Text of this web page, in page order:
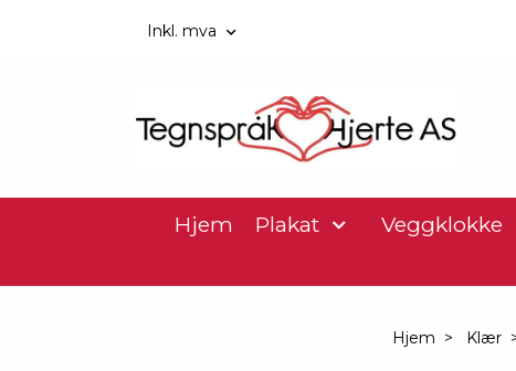
Inkl. mva
Hjem Plakat Veggklokke
Hjem Klær